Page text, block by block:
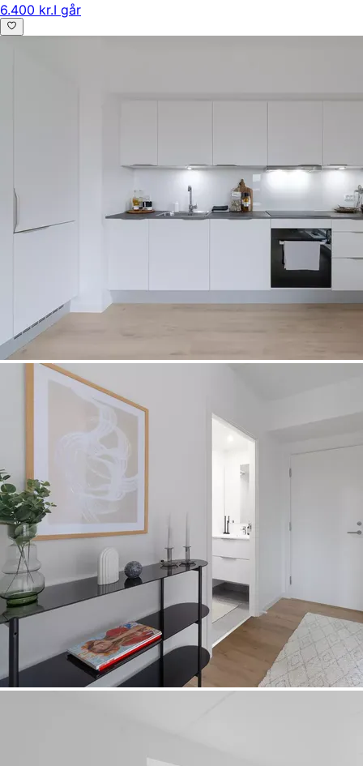
6.400 kr.I går